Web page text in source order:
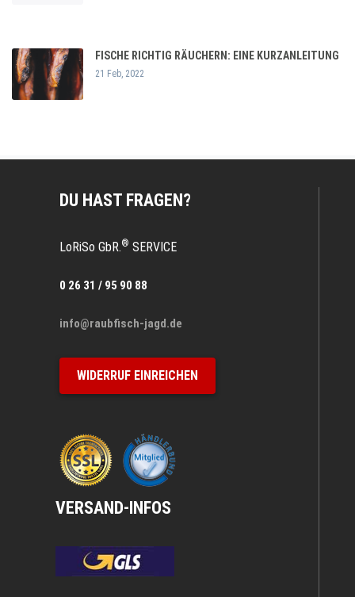
FISCHE RICHTIG RÄUCHERN: EINE KURZANLEITUNG
21 Feb, 2022
DU HAST FRAGEN?
LoRiSo GbR.® SERVICE
0 26 31 / 95 90 88
info@raubfisch-jagd.de
WIDERRUF EINREICHEN
VERSAND-INFOS